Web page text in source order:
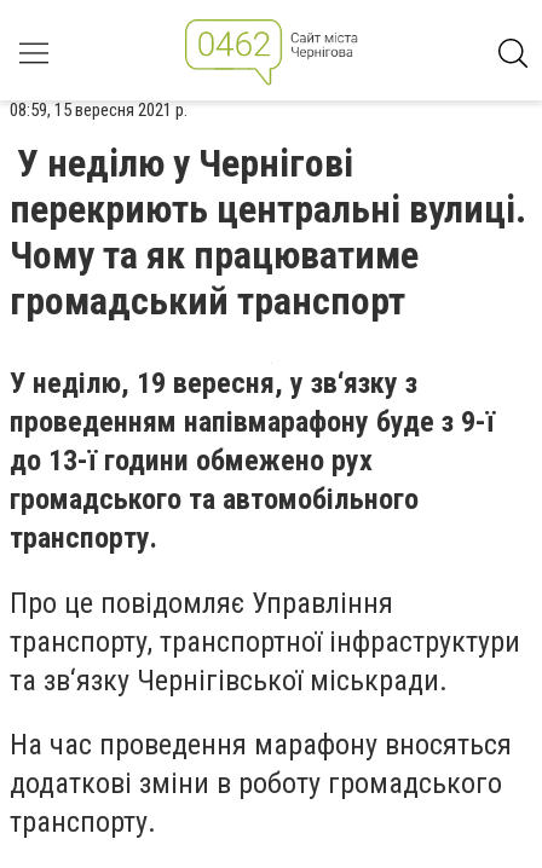
08:59, 15 вересня 2021 р.
У неділю у Чернігові
перекриють центральні вулиці.
Чому та як працюватиме
громадський транспорт
У неділю, 19 вересня, у зв‘язку з
проведенням напівмарафону буде з 9-ї
до 13-ї години обмежено рух
громадського та автомобільного
транспорту.
Про це повідомляє Управління
транспорту, транспортної інфраструктури
та зв‘язку Чернігівської міськради.
На час проведення марафону вносяться
додаткові зміни в роботу громадського
транспорту.